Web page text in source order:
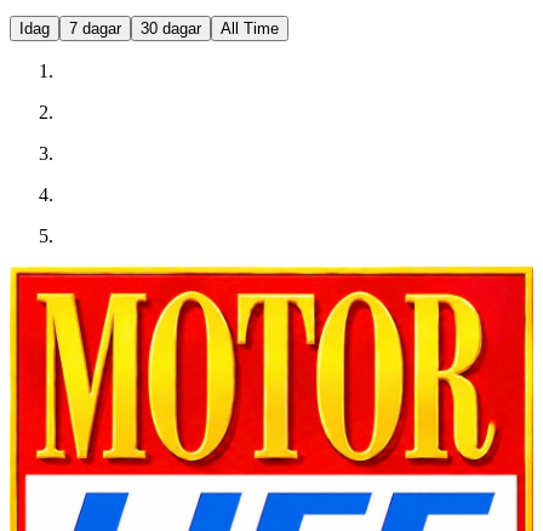
Idag 7 dagar 30 dagar All Time